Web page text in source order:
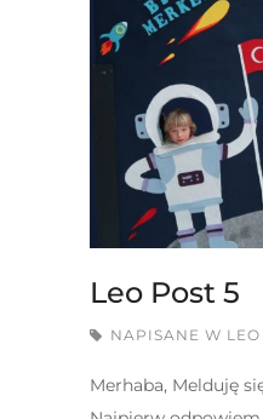
Leo Post 5
NAPISANE W
Merhaba, Melduję